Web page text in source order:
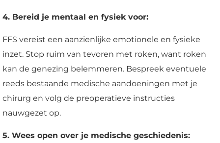
4. Bereid je mentaal en fysiek voor:
FFS vereist een aanzienlijke emotionele en fysieke
inzet. Stop ruim van tevoren met roken, want roken
kan de genezing belemmeren. Bespreek eventuele
reeds bestaande medische aandoeningen met je
chirurg en volg de preoperatieve instructies
nauwgezet op.
5. Wees open over je medische geschiedenis: